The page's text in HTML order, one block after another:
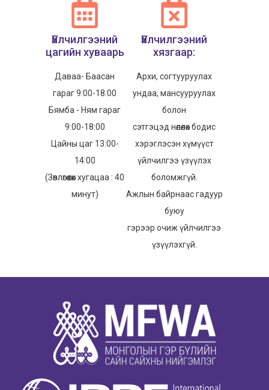
Үйлчилгээний
цагийн хуваарь
Даваа- Баасан
гараг 9:00-18:00
Бямба - Ням гараг
9:00-18:00
Цайны цаг 13:00-
14:00
(Зөвлөгөө өгөх хугацаа : 40
минут)
Үйлчилгээний
хязгаар:
Архи, согтууруулах
ундаа, мансууруулах
болон
сэтгэцэд нөлөөлөх бодис
хэрэглэсэн хүмүүст
үйлчилгээ үзүүлэх
боломжгүй.
Ажлын байрнаас гадуур
буюу
гэрээр очиж үйлчилгээ
үзүүлэхгүй.